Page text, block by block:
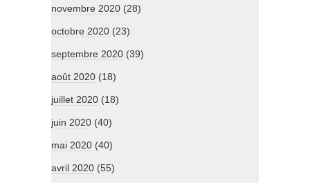
novembre 2020 (28)
octobre 2020 (23)
septembre 2020 (39)
août 2020 (18)
juillet 2020 (18)
juin 2020 (40)
mai 2020 (40)
avril 2020 (55)